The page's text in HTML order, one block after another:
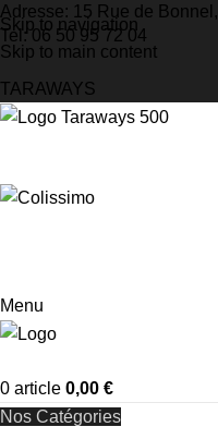
Skip to navigation
Skip to main content
Adresse: 15 Rue de
Tel: 06 50 95 72 04
TARAWAYS
Menu
0 article 0,00 €
Nos Catégories